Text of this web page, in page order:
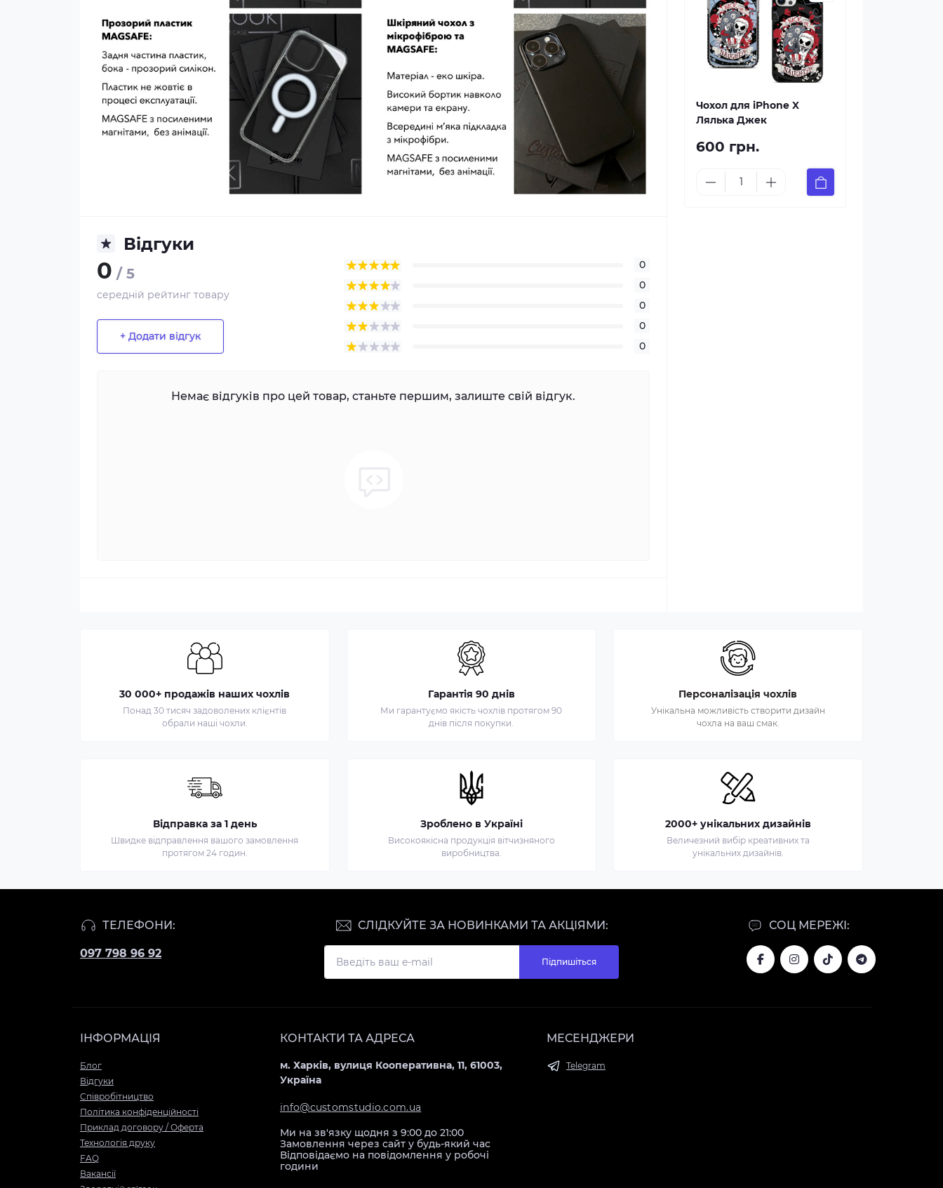
Відгуки
0 / 5
середній рейтинг товару
+ Додати відгук
0
0
0
0
0
Немає відгуків про цей товар, станьте першим, залиште свій відгук.
Чохол для iPhone X
Лялька Джек
600 грн.
30 000+ продажів наших чохлів
Понад 30 тисяч задоволених клієнтів
обрали наші чохли.
Гарантія 90 днів
Ми гарантуємо якість чохлів протягом 90
днів після покупки.
Персоналізація чохлів
Унікальна можливість створити дизайн
чохла на ваш смак.
Відправка за 1 день
Швидке відправлення вашого замовлення
протягом 24 годин.
Зроблено в Україні
Високоякісна продукція вітчизняного
виробництва.
2000+ унікальних дизайнів
Величезний вибір креативних та
унікальних дизайнів.
ТЕЛЕФОНИ:
097 798 96 92
СОЦ МЕРЕЖІ:
СЛІДКУЙТЕ ЗА НОВИНКАМИ ТА АКЦІЯМИ:
Підпишіться
ІНФОРМАЦІЯ
Блог
Відгуки
Cпівробітництво
Політика конфіденційності
Приклад договору / Оферта
Технологія друку
FAQ
Вакансії
КОНТАКТИ ТА АДРЕСА
м. Харків, вулиця Кооперативна, 11, 61003,
Україна
info@customstudio.com.ua
Ми на зв'язку щодня з 9:00 до 21:00
Замовлення через сайт у будь-який час
Відповідаємо на повідомлення у робочі
години
МЕСЕНДЖЕРИ
Telegram